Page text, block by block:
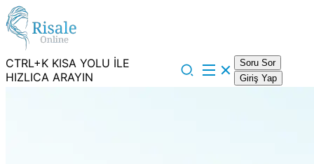
CTRL+K KISA YOLU İLE
HIZLICA ARAYIN
Soru Sor
Giriş Yap